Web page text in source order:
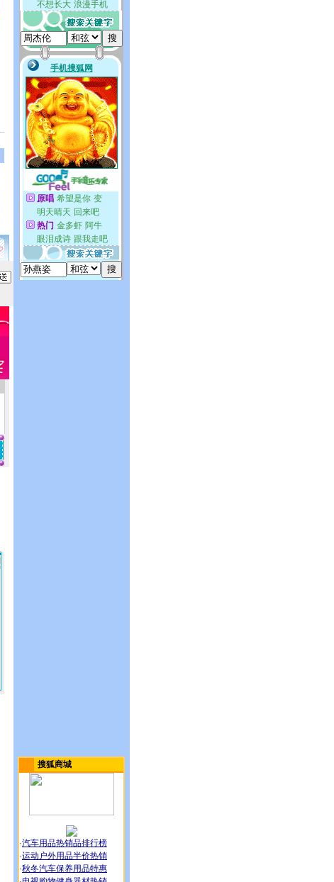
搜狐商城
·汽车用品热销品排行榜
·运动户外用品半价热销
·秋冬汽车保养用品特惠